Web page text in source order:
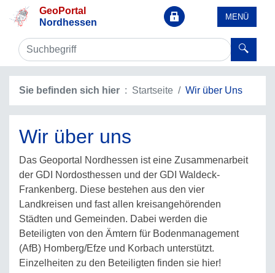
GeoPortal
Nordhessen
MENÜ
Sie befinden sich hier Startseite Wir über Uns
Wir über uns
Das Geoportal Nordhessen ist eine Zusammenarbeit
der GDI Nordosthessen und der GDI Waldeck-
Frankenberg. Diese bestehen aus den vier
Landkreisen und fast allen kreisangehörenden
Städten und Gemeinden. Dabei werden die
Beteiligten von den Ämtern für Bodenmanagement
(AfB) Homberg/Efze und Korbach unterstützt.
Einzelheiten zu den Beteiligten finden sie hier!